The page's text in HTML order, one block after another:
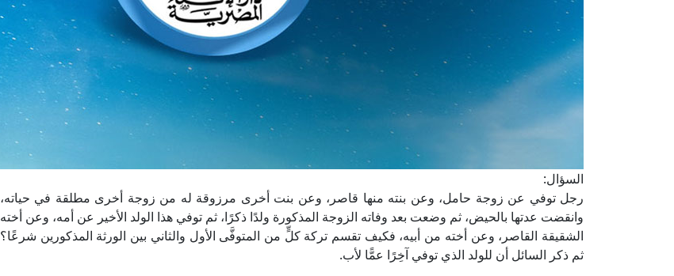
السؤال:
رجل توفي عن زوجة حامل، وعن بنته منها قاصر، وعن بنت أخرى مرزوقة له من زوجة أخرى مطلقة في حياته،
وانقضت عدتها بالحيض، ثم وضعت بعد وفاته الزوجة المذكورة ولدًا ذكرًا، ثم توفي هذا الولد الأخير عن أمه، وعن أخته
الشقيقة القاصر، وعن أخته من أبيه، فكيف تقسم تركة كلٍّ من المتوفَّى الأول والثاني بين الورثة المذكورين شرعًا؟
ثم ذكر السائل أن للولد الذي توفي آخِرًا عمًّا لأب.